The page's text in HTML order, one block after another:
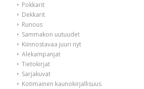
Pokkarit
Dekkarit
Runous
Sammakon uutuudet
Kiinnostavaa juuri nyt
Alekampanjat
Tietokirjat
Sarjakuvat
Kotimainen kaunokirjallisuus